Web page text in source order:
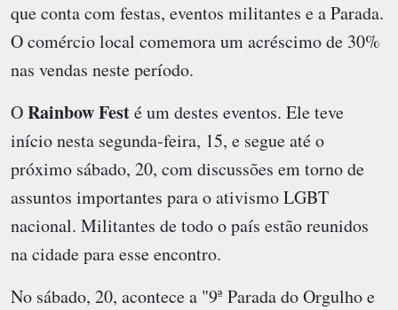
que conta com festas, eventos militantes e a Parada.
O comércio local comemora um acréscimo de 30%
nas vendas neste período.
ORainbow Festé um destes eventos. Ele teve
início nesta segunda-feira, 15, e segue até o
próximo sábado, 20, com discussões em torno de
assuntos importantes para o ativismo LGBT
nacional. Militantes de todo o país estão reunidos
na cidade para esse encontro.
No sábado, 20, acontece a "9ª Parada do Orgulho e